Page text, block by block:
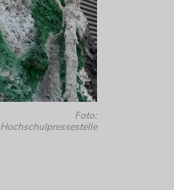
Foto:
Hochschulpressestelle